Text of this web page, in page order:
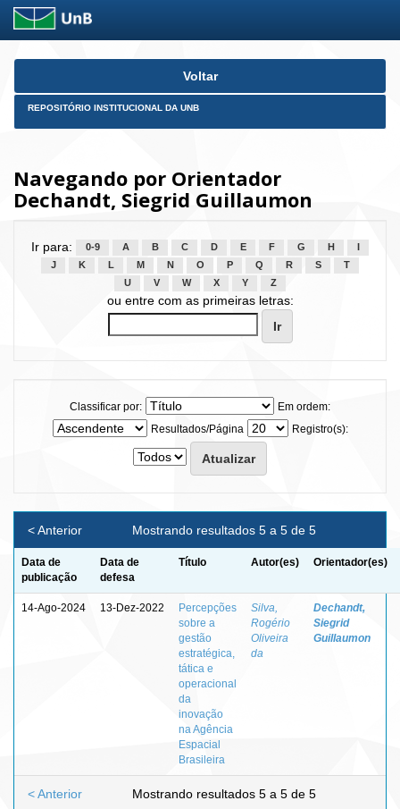
Skip
Voltar
REPOSITÓRIO INSTITUCIONAL DA UNB
Navegando por Orientador
Dechandt, Siegrid Guillaumon
Ir para: 0-9 A B C D E F G H
J
K L M N O P Q R S
T
U
V W X Y Z
ou entre com as primeiras letras:
Classificar por:
Em ordem:
Resultados/Página
Registro(s):
Mostrando resultados 5 a 5 de 5
< Anterior
Data de
publicação
Data de
defesa
Título Autor(es) Orientador(es)
14-Ago-2024 13-Dez-2022
Percepções
sobre a
gestão
estratégica,
tática e
operacional
da
inovação
na Agência
Espacial
Brasileira
Silva,
Rogério
Oliveira
da
Dechandt,
Siegrid
Guillaumon
Mostrando resultados 5 a 5 de 5
< Anterior